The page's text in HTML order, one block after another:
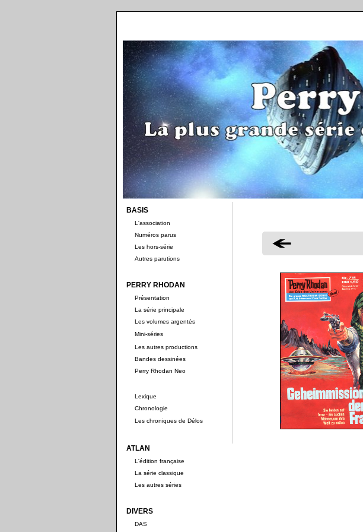
BASIS
L'association
Numéros parus
Les hors-série
Autres parutions
PERRY RHODAN
Présentation
La série principale
Les volumes argentés
Mini-séries
Les autres productions
Bandes dessinées
Perry Rhodan Neo
Lexique
Chronologie
Les chroniques de Délos
ATLAN
L'édition française
La série classique
Les autres séries
DIVERS
DAS